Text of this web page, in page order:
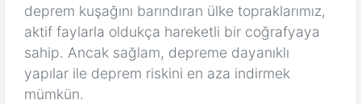
deprem kuşağını barındıran ülke topraklarımız,
aktif faylarla oldukça hareketli bir coğrafyaya
sahip. Ancak sağlam, depreme dayanıklı
yapılar ile deprem riskini en aza indirmek
mümkün.